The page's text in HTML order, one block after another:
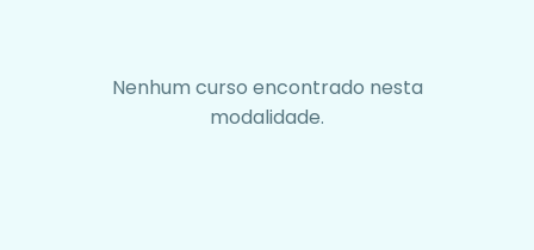
Nenhum curso encontrado nesta
modalidade.